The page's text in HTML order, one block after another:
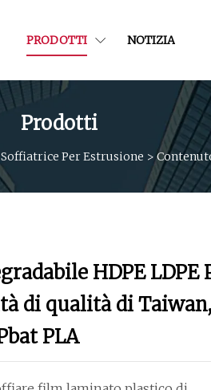
PRODOTTI NOTIZIA
Prodotti
Soffiatrice Per Estrusione >
HDPE LDPE
di qualità di Taiwan,
PLA